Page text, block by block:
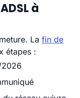
à
La fin de
étapes :
2026